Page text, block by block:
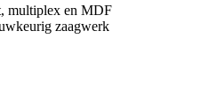
multiplex en MDF
zaagwerk